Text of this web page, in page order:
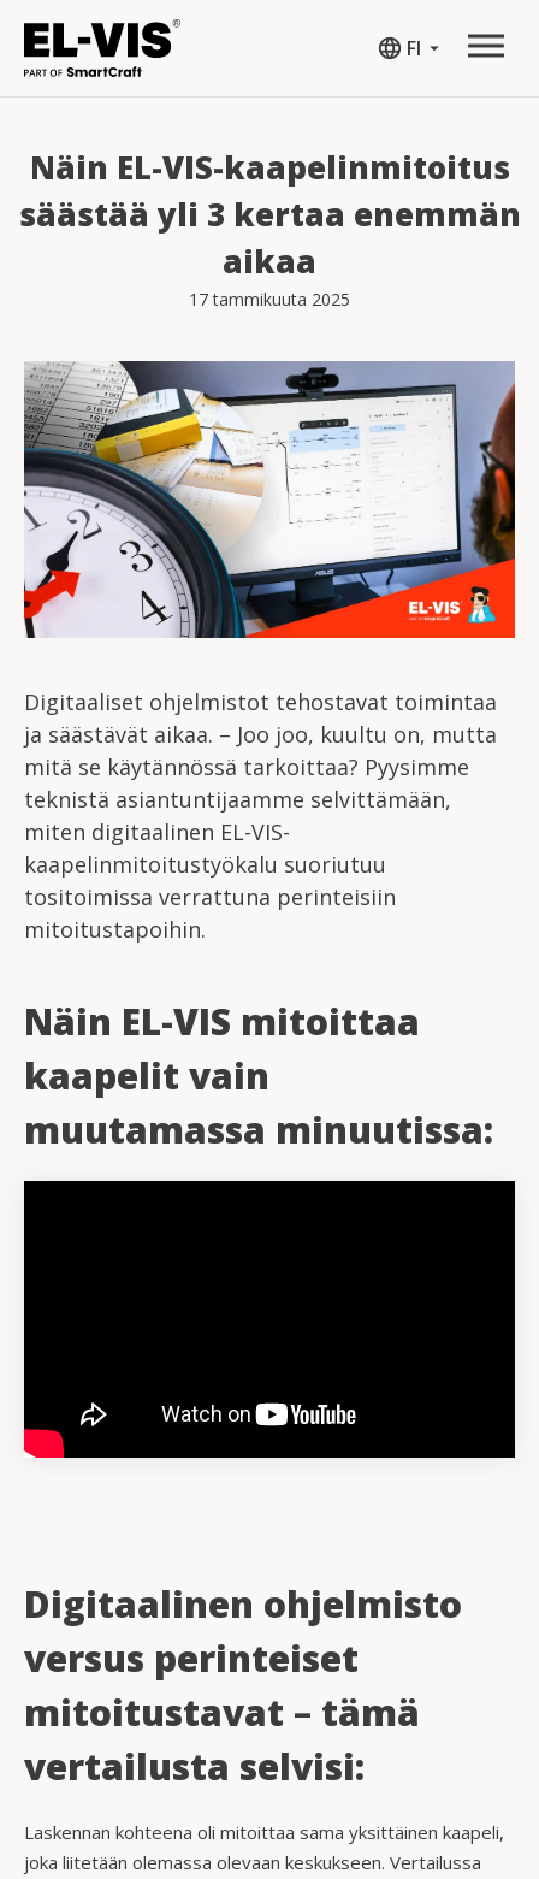
language FI arrow_drop_down
Näin EL-VIS-kaapelinmitoitus
säästää yli 3 kertaa enemmän
aikaa
17 tammikuuta 2025
Digitaaliset ohjelmistot tehostavat toimintaa
ja säästävät aikaa. – Joo joo, kuultu on, mutta
mitä se käytännössä tarkoittaa? Pyysimme
teknistä asiantuntijaamme selvittämään,
miten digitaalinen EL-VIS-
kaapelinmitoitustyökalu suoriutuu
tositoimissa verrattuna perinteisiin
mitoitustapoihin.
Näin EL-VIS mitoittaa
kaapelit vain
muutamassa minuutissa:
Digitaalinen ohjelmisto
versus perinteiset
mitoitustavat – tämä
vertailusta selvisi:
Laskennan kohteena oli mitoittaa sama yksittäinen kaapeli,
joka liitetään olemassa olevaan keskukseen. Vertailussa